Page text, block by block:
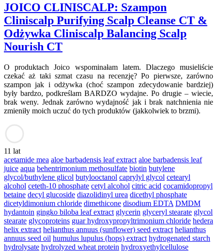
JOICO CLINISCALP: Szampon
Cliniscalp Purifying Scalp Cleanse CT &
Odżywka Cliniscalp Balancing Scalp
Nourish CT
O produktach Joico wspominałam latem. Dlaczego musieliście
czekać aż taki szmat czasu na recenzję? Po pierwsze, zarówno
szampon jak i odżywka (choć szampon zdecydowanie bardziej)
były bardzo, podkreślam BARDZO wydajne. Po drugie – wiecie,
brak weny. Jednak zarówno wydajność jak i brak natchnienia nie
zmieniły moich uczuć do tych produktów (jakkolwiek to brzmi).
11 lat
acetamide mea aloe barbadensis leaf extract aloe barbadensis leaf
juice aqua behentrimonium methosulfate biotin butylene
glycol/buthylene glicol butylooctanol caprylyl glycol cetearyl
alcohol ceteth-10 phosphate cetyl alcohol citric acid cocamidopropyl
betaine decyl glucoside diazolidinyl urea dicethyl phosphate
dicetyldimonium chloride dimethicone disodium EDTA DMDM
hydantoin gingko biloba leaf extract glycerin glyceryl stearate glycol
stearate glycoproteins guar hydroxypropyltrimonium chloride hedera
helix extract helianthus annuus (sunflower) seed extract helianthus
annuus seed oil humulus lupulus (hops) extract hydrogenated starch
hydrolysate hydrolyzed wheat protein hydroxyethylcellulose